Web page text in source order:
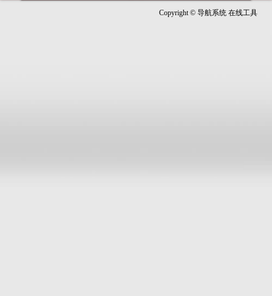
Copyright © 导航系统 在线工具